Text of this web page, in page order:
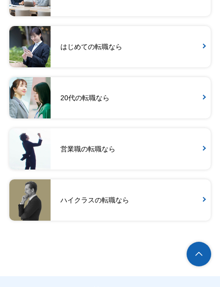
はじめての転職なら
20代の転職なら
営業職の転職なら
ハイクラスの転職なら